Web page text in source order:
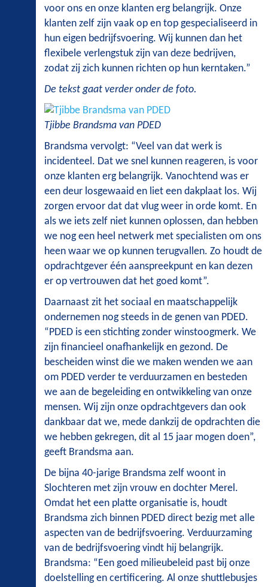
voor ons en onze klanten erg belangrijk. Onze
klanten zelf zijn vaak op en top gespecialiseerd in
hun eigen bedrijfsvoering. Wij kunnen dan het
flexibele verlengstuk zijn van deze bedrijven,
zodat zij zich kunnen richten op hun kerntaken.”
De tekst gaat verder onder de foto.
Tjibbe Brandsma van PDED
Brandsma vervolgt: “Veel van dat werk is
incidenteel. Dat we snel kunnen reageren, is voor
onze klanten erg belangrijk. Vanochtend was er
een deur losgewaaid en liet een dakplaat los. Wij
zorgen ervoor dat dat vlug weer in orde komt. En
als we iets zelf niet kunnen oplossen, dan hebben
we nog een heel netwerk met specialisten om ons
heen waar we op kunnen terugvallen. Zo houdt de
opdrachtgever één aanspreekpunt en kan dezen
er op vertrouwen dat het goed komt”.
Daarnaast zit het sociaal en maatschappelijk
ondernemen nog steeds in de genen van PDED.
“PDED is een stichting zonder winstoogmerk. We
zijn financieel onafhankelijk en gezond. De
bescheiden winst die we maken wenden we aan
om PDED verder te verduurzamen en besteden
we aan de begeleiding en ontwikkeling van onze
mensen. Wij zijn onze opdrachtgevers dan ook
dankbaar dat we, mede dankzij de opdrachten die
we hebben gekregen, dit al 15 jaar mogen doen”,
geeft Brandsma aan.
De bijna 40-jarige Brandsma zelf woont in
Slochteren met zijn vrouw en dochter Merel.
Omdat het een platte organisatie is, houdt
Brandsma zich binnen PDED direct bezig met alle
aspecten van de bedrijfsvoering. Verduurzaming
van de bedrijfsvoering vindt hij belangrijk.
Brandsma: “Een goed milieubeleid past bij onze
doelstelling en certificering. Al onze shuttlebusjes